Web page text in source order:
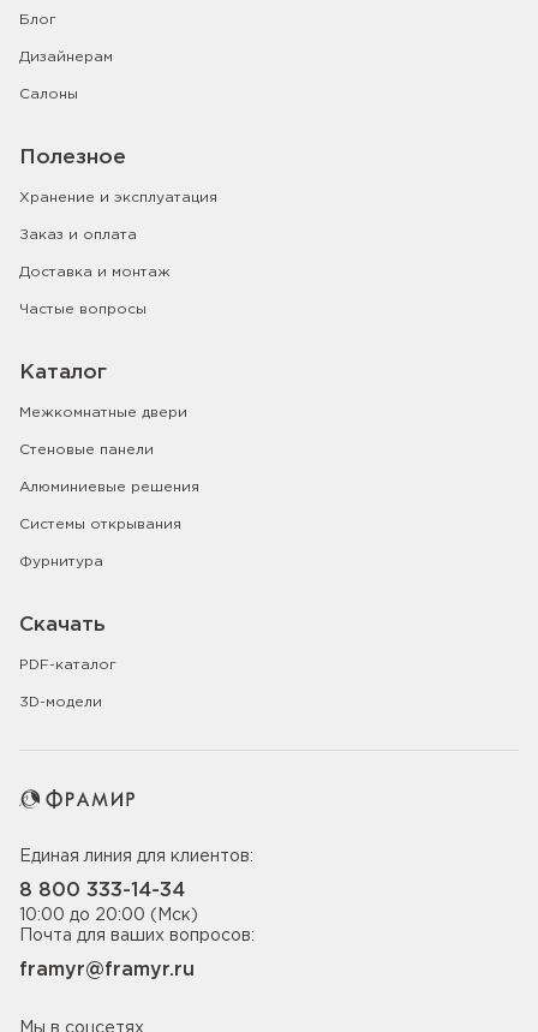
Блог
Дизайнерам
Салоны
Полезное
Хранение и эксплуатация
Заказ и оплата
Доставка и монтаж
Частые вопросы
Каталог
Межкомнатные двери
Стеновые панели
Алюминиевые решения
Системы открывания
Фурнитура
Скачать
PDF-каталог
3D-модели
Единая линия для клиентов:
8 800 333-14-34
10:00 до 20:00 (Мск)
Почта для ваших вопросов:
framyr@framyr.ru
Мы в соцсетях